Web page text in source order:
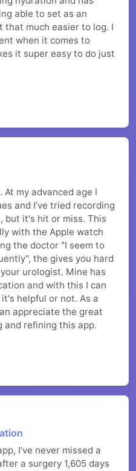
able to set as an
much easier to log. I
when it comes to
it super easy to do just
At my advanced age I
and I’ve tried recording
but it's hit or miss. This
with the Apple watch
the doctor "I seem to
the gives you hard
urologist. Mine has
and with this I can
helpful or not. As a
appreciate the great
and refining this app.
I’ve never missed a
a surgery 1,605 days